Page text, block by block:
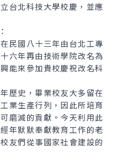
北科技大學校慶，並應
國八十三年由台北工專
六年再由技術學院改名為
能來參加貴校慶祝改名科
史，畢業校友大多留在
業生產行列，因此所培育
磨滅的貢獻。今天利用此
年默默奉獻教育工作的老
友們從事國家社會建設的